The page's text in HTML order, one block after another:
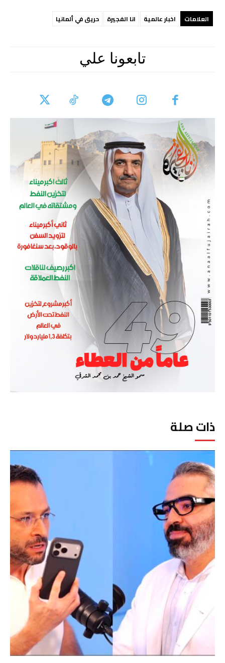
ذات صلة
العلامات اخبار عالمية انا الفجيرة حريق في ألمانيا
تابعونا علي